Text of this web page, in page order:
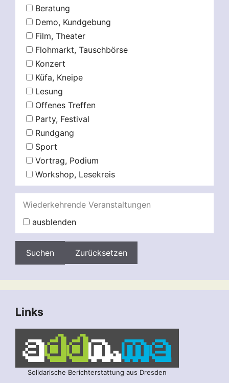
Beratung
Demo, Kundgebung
Film, Theater
Flohmarkt, Tauschbörse
Konzert
Küfa, Kneipe
Lesung
Offenes Treffen
Party, Festival
Rundgang
Sport
Vortrag, Podium
Workshop, Lesekreis
Wiederkehrende Veranstaltungen
ausblenden
Zurücksetzen
Links
Solidarische Berichterstattung aus Dresden